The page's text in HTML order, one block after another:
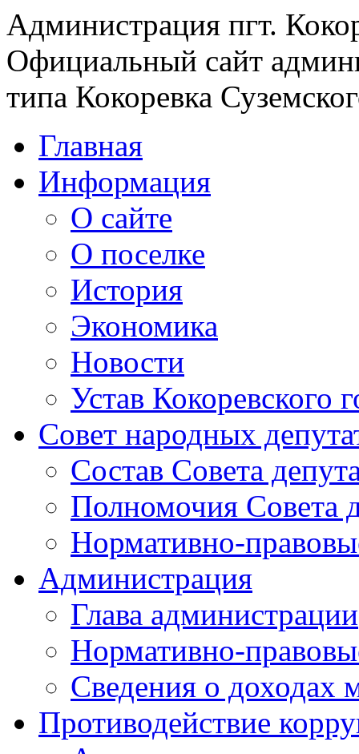
Администрация пгт.
Официальный сайт
типа Кокоревка
Главная
Информация
О сайте
О поселке
История
Экономика
Новости
Устав Кокоревского
Совет народных
Состав Совета
Полномочия Совета
Нормативно-
Администрация
Глава администрации
Нормативно-
Сведения о
Противодействие